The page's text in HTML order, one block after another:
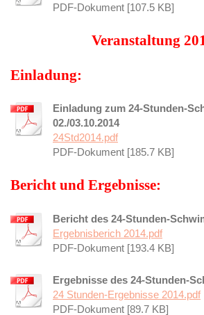
PDF-Dokument [107.5 KB]
Veranstaltung
Einladung:
Einladung zum 24-Stunden-
02./03.10.2014
24Std2014.pdf
PDF-Dokument [185.7 KB]
Bericht und Ergebnisse:
Bericht des 24-Stunden-
Ergebnisberich 2014.pdf
PDF-Dokument [193.4 KB]
Ergebnisse des 24-Stunden-
24 Stunden-Ergebnisse 2014.pdf
PDF-Dokument [89.7 KB]